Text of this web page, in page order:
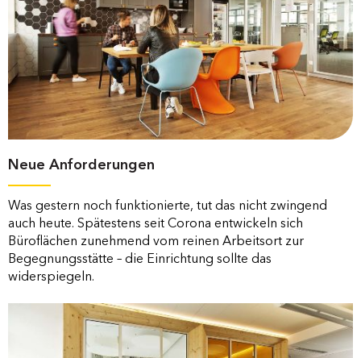
Neue Anforderungen
Was gestern noch funktionierte, tut das nicht zwingend
auch heute. Spätestens seit Corona entwickeln sich
Büroflächen zunehmend vom reinen Arbeitsort zur
Begegnungsstätte – die Einrichtung sollte das
widerspiegeln.